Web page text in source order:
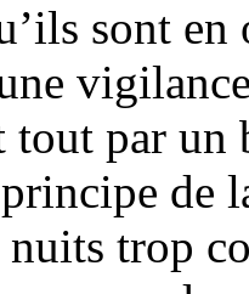
sont
tout par
de
nuits trop